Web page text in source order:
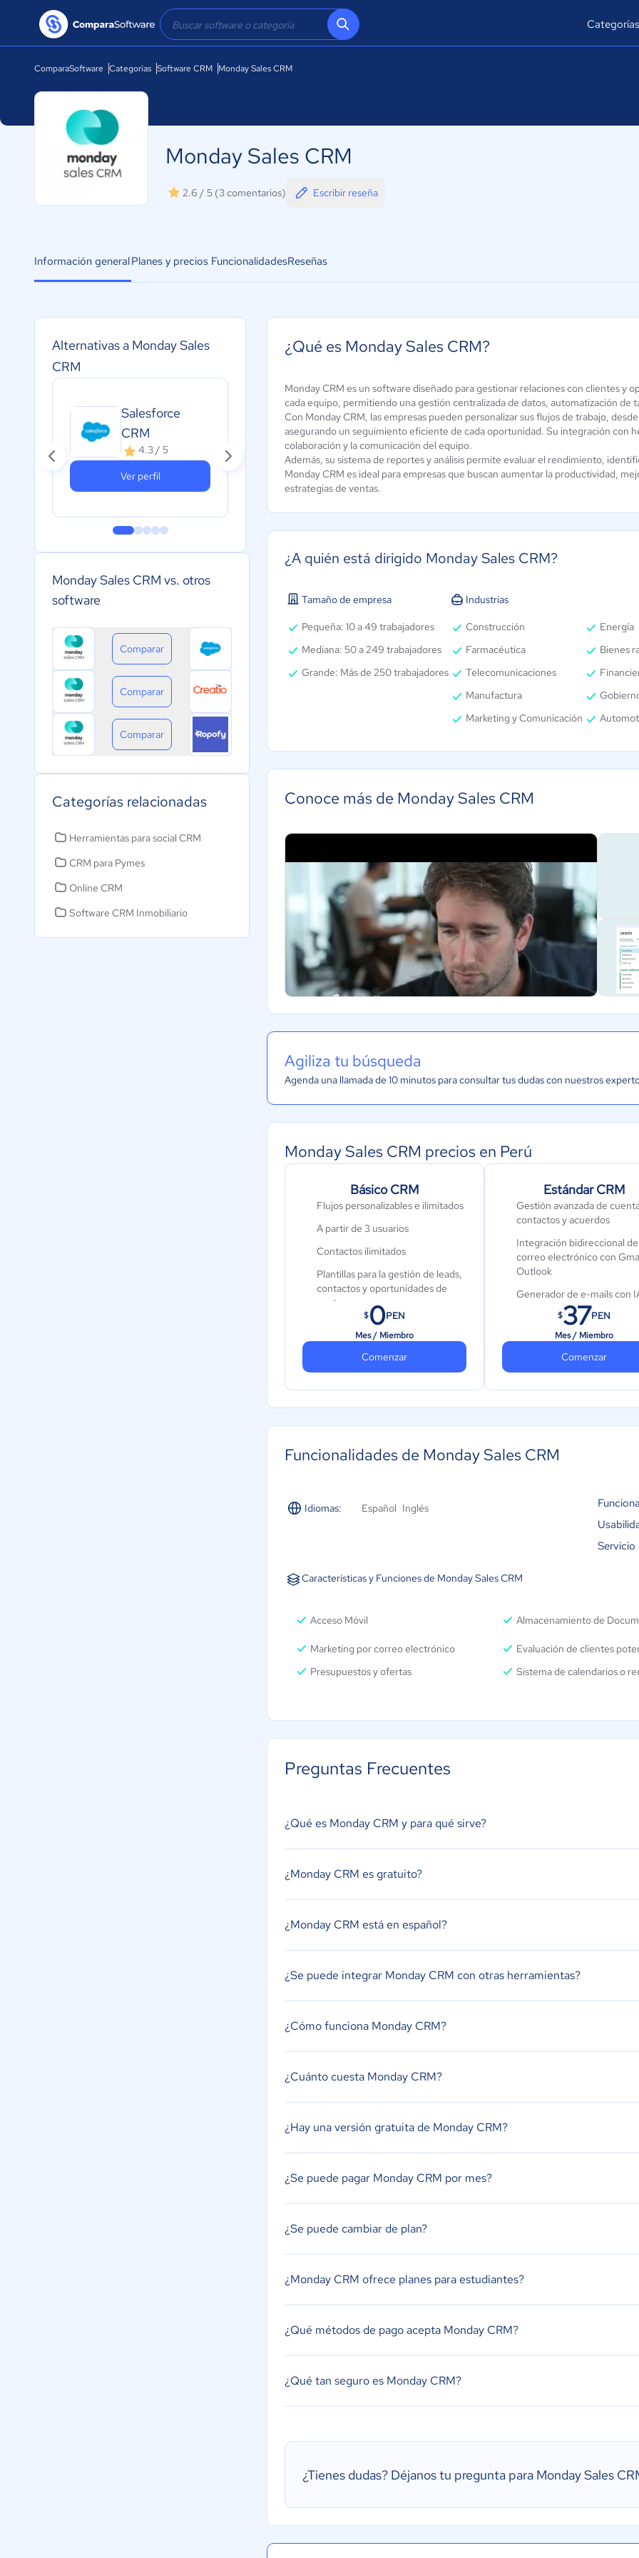
Categorías
ComparaSoftware Categorías Software CRM Monday Sales CRM
Monday Sales CRM
2.6 / 5 (3 comentarios) Escribir reseña
Información generalPlanes y precios FuncionalidadesReseñas
Alternativas a Monday Sales
CRM
Salesforce
CRM
4.3 / 5
Ver perfil
Creatio CRM
0 / 5
Ropofy
Aún sin
Monday Sales CRM vs. otros
software
Comparar
Comparar
Comparar
Categorías relacionadas
Herramientas para social CRM
CRM para Pymes
Online CRM
Software CRM Inmobiliario
¿Qué es Monday Sales CRM?
Monday CRM es un software diseñado para gestionar relaciones con clientes y
cada equipo, permitiendo una gestión centralizada de datos, automatización de
Con Monday CRM, las empresas pueden personalizar sus flujos de trabajo,
asegurando un seguimiento eficiente de cada oportunidad. Su integración con
colaboración y la comunicación del equipo.
Además, su sistema de reportes y análisis permite evaluar el rendimiento,
Monday CRM es ideal para empresas que buscan aumentar la productividad,
estrategias de ventas.
¿A quién está dirigido Monday Sales CRM?
Tamaño de empresa
Pequeña: 10 a 49 trabajadores
Mediana: 50 a 249 trabajadores
Grande: Más de 250 trabajadores
Industrias
Construcción Energía
Farmacéutica
Bienes
Telecomunicaciones
Manufactura
Marketing y Comunicación
Conoce más de Monday Sales CRM
Agiliza tu búsqueda
Agenda una llamada de 10 minutos para consultar tus dudas con nuestros
Monday Sales CRM precios en Perú
Básico CRM
Flujos personalizables e ilimitados
A partir de 3 usuarios
Contactos ilimitados
Plantillas para la gestión de leads,
contactos y oportunidades de
venta
Crea un panel basado en 1 tablero
Tableros ilimitados
$0PEN
Mes / Miembro
Comenzar
Estándar CRM
Gestión avanzada de
contactos y acuerdos
Integración bidireccional de
correo electrónico con
Outlook
Generador de e-mails con
Gestión de actividad
Fusión de datos duplicados
Automatizaciones
tableros
$37PEN
Mes / Miembro
Comenzar
Funcionalidades de Monday Sales CRM
Idiomas: Español Inglés
Servicio
Características y Funciones de Monday Sales CRM
Acceso Móvil Almacenamiento de
Marketing por correo electrónico
Evaluación de clientes
Presupuestos y ofertas
Sistema de calendarios o
Preguntas Frecuentes
¿Qué es Monday CRM y para qué sirve?
¿Monday CRM es gratuito?
¿Monday CRM está en español?
¿Se puede integrar Monday CRM con otras herramientas?
¿Cómo funciona Monday CRM?
¿Cuánto cuesta Monday CRM?
¿Hay una versión gratuita de Monday CRM?
¿Se puede pagar Monday CRM por mes?
¿Se puede cambiar de plan?
¿Monday CRM ofrece planes para estudiantes?
¿Qué métodos de pago acepta Monday CRM?
¿Qué tan seguro es Monday CRM?
¿Tienes dudas? Déjanos tu pregunta para Monday Sales